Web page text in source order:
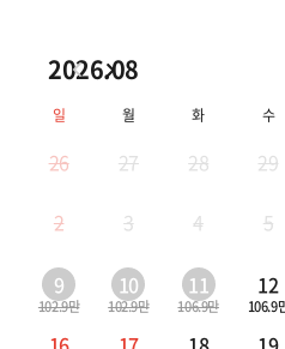
계림/곤
대만/홍
2026.08
일 월 화 수
26 27 28 29
2 3 4 5
9
102.9만
10
102.9만
11
106.9만
12
106.9